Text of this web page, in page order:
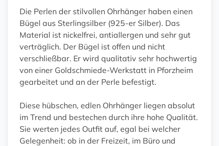
Die Perlen der stilvollen Ohrhänger haben einen
Bügel aus Sterlingsilber (925-er Silber). Das
Material ist nickelfrei, antiallergen und sehr gut
verträglich. Der Bügel ist offen und nicht
verschließbar. Er wird qualitativ sehr hochwertig
von einer Goldschmiede-Werkstatt in Pforzheim
gearbeitet und an der Perle befestigt.
Diese hübschen, edlen Ohrhänger liegen absolut
im Trend und bestechen durch ihre hohe Qualität.
Sie werten jedes Outfit auf, egal bei welcher
Gelegenheit: ob in der Freizeit, im Büro und